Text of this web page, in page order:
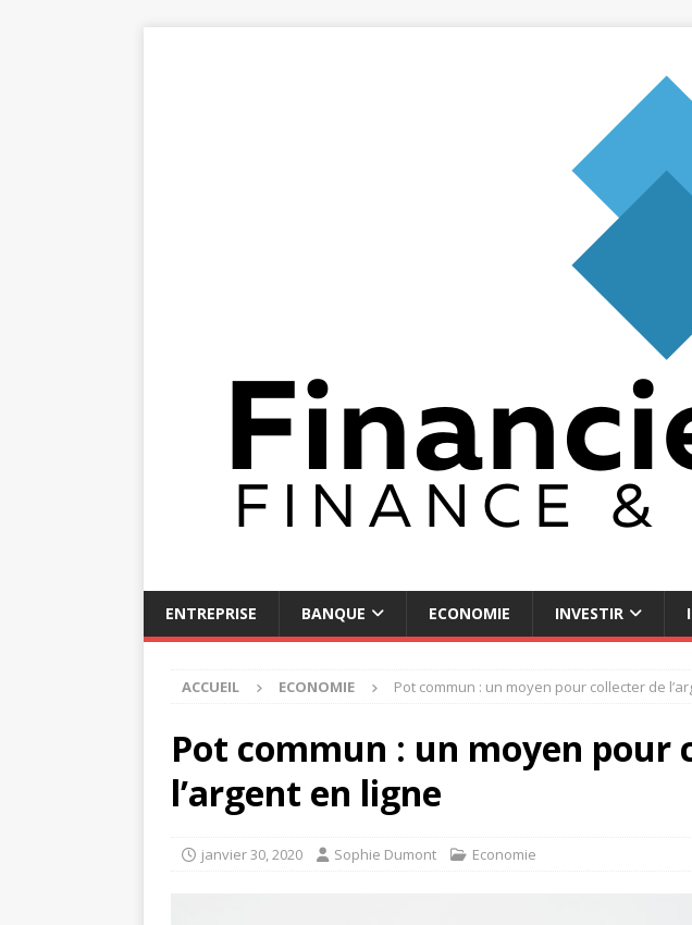
ENTREPRISE BANQUE ECONOMIE INVESTIR
ACCUEIL ECONOMIE Pot commun : un moyen pour collecter de
Pot commun : un moyen pour
l’argent en ligne
janvier 30, 2020 Sophie Dumont Economie